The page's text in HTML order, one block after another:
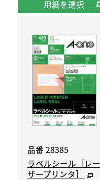
用紙を選択
品番 28385
ラベルシール［レー
ザープリンタ］